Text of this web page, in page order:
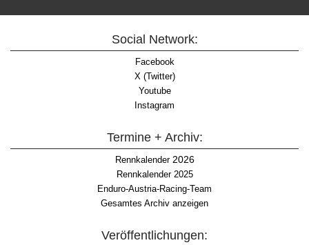
Social Network:
Facebook
X (Twitter)
Youtube
Instagram
Termine + Archiv:
Rennkalender2026
Rennkalender 2025
Enduro-Austria-Racing-Team
Gesamtes Archiv anzeigen
Veröffentlichungen: